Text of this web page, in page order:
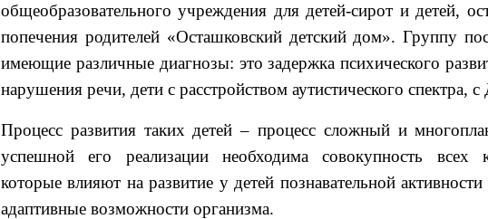
общеобразовательного учреждения для детей-сирот и детей,
попечения родителей «Осташковский детский дом». Группу
имеющие различные диагнозы: это задержка психического
нарушения речи, дети с расстройством аутистического спектра,
Процесс развития таких детей – процесс сложный и
успешной его реализации необходима совокупность всех
которые влияют на развитие у детей познавательной
адаптивные возможности организма.